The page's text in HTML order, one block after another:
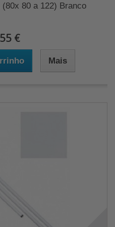
80 a 122) Branco
€
Mais